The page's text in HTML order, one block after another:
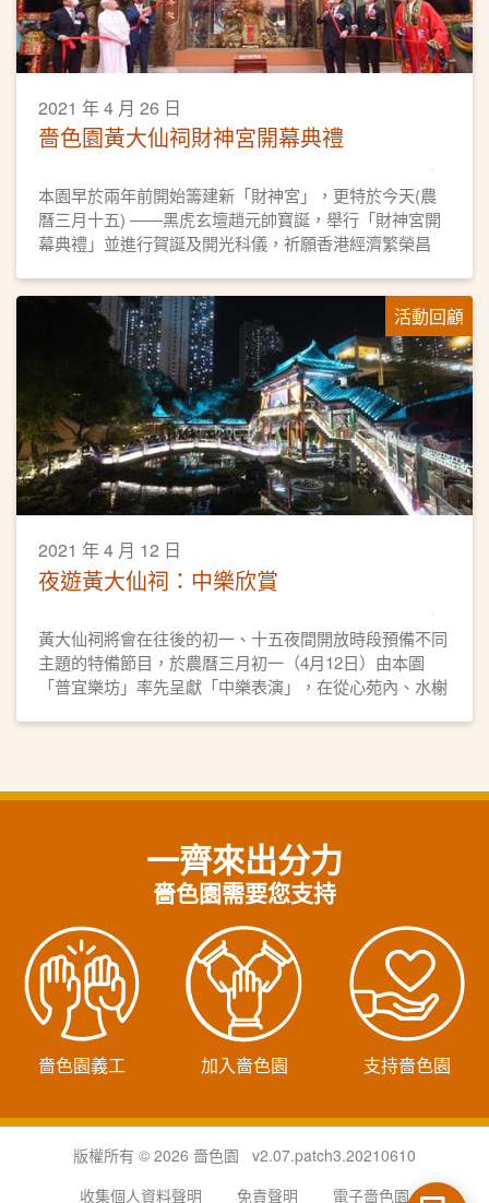
2021 年 4 月 26 日
嗇色園黃大仙祠財神宮開幕典禮
本園早於兩年前開始籌建新「財神宮」，更特於今天(農
曆三月十五) ——黑虎玄壇趙元帥寶誕，舉行「財神宮開
幕典禮」並進行賀誕及開光科儀，祈願香港經濟繁榮昌
活動回顧
2021 年 4 月 12 日
夜遊黃大仙祠：中樂欣賞
黃大仙祠將會在往後的初一、十五夜間開放時段預備不同
主題的特備節目，於農曆三月初一（4月12日）由本園
「普宜樂坊」率先呈獻「中樂表演」，在從心苑內、水榭
一齊來出分力
嗇色園需要您支持
嗇色園義工 加入嗇色園 支持嗇色園
版權所有 © 2026 嗇色園 v2.07.patch3.20210610
收集個人資料聲明
免責聲明 電子嗇色園